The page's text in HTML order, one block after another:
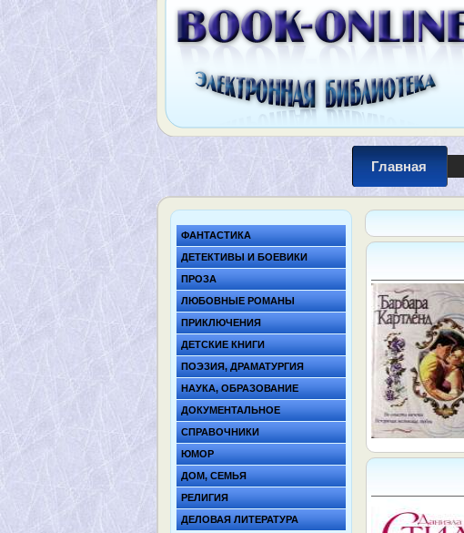
Главная
ФАНТАСТИКА
ДЕТЕКТИВЫ И БОЕВИКИ
ПРОЗА
ЛЮБОВНЫЕ РОМАНЫ
ПРИКЛЮЧЕНИЯ
ДЕТСКИЕ КНИГИ
ПОЭЗИЯ, ДРАМАТУРГИЯ
НАУКА, ОБРАЗОВАНИЕ
ДОКУМЕНТАЛЬНОЕ
СПРАВОЧНИКИ
ЮМОР
ДОМ, СЕМЬЯ
РЕЛИГИЯ
ДЕЛОВАЯ ЛИТЕРАТУРА